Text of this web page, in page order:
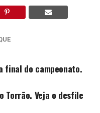
final do campeonato.
Torrão. Veja o desfile